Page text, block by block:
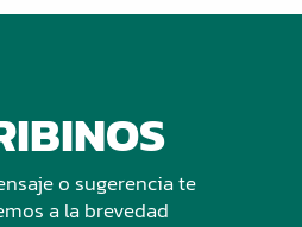
o sugerencia te
a la brevedad